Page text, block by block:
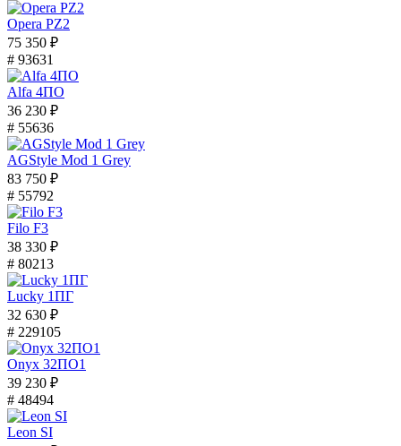
Opera PZ2
75 350 ₽
# 93631
Alfa 4ПО
36 230 ₽
# 55636
AGStyle Mod 1 Grey
83 750 ₽
# 55792
Filo F3
38 330 ₽
# 80213
Lucky 1ПГ
32 630 ₽
# 229105
Onyx 32ПО1
39 230 ₽
# 48494
Leon SI